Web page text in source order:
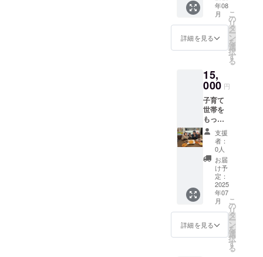
品のラ
ベルに
表記さ
れま
必ずお
届けの
リター
ンに貼
付され
たラベ
ルや注
意書き
をご確
認くだ
さい。
×64PC
【商
品A～H
まで各
8P】冷
ミック
ス 詰め
合わ
せ ※原
材料及
び添加
物等の
食品表
示はお
届け商
品のラ
ベルに
表記さ
れま
す。 商
品開封
前には
年08
月
詳細を見る
こ
の
リ
タ
ー
ン
を
選
択
す
る
15,
000 円
子育て
世帯を
もっと
もっと
支援し
たい！
頑張っ
てほし
いと応
援頂け
る皆様
(御礼
メッ
セージ
付き) ※
このリ
支援
者：
0人
お届
け予
定：
2025
年07
月
詳細を見る
こ
の
リ
タ
ー
ン
を
選
択
す
る